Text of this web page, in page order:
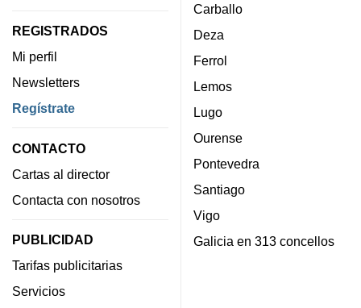
REGISTRADOS
Mi perfil
Newsletters
Regístrate
CONTACTO
Cartas al director
Contacta con nosotros
PUBLICIDAD
Tarifas publicitarias
Servicios
Carballo
Deza
Ferrol
Lemos
Lugo
Ourense
Pontevedra
Santiago
Vigo
Galicia en 313 concellos